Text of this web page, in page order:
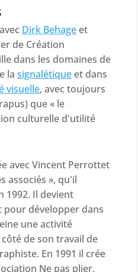
Dirk Behage et
de Création
dans les domaines de
la signalétique et dans
visuelle, avec toujours
que« le
culturelle d'utilité
avec Vincent Perrottet
associés », qu'il
1992. Il devient
développer dans
une activité
de son travail de
En 1991 il crée
Ne pas plier.